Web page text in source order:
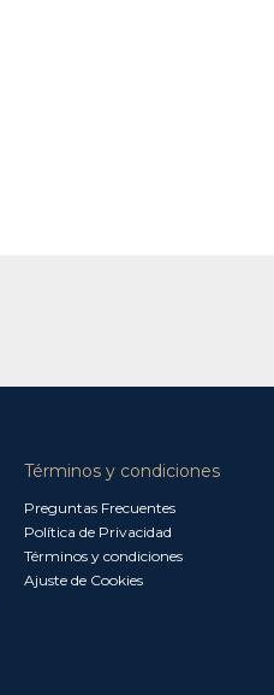
Términos y condiciones
Preguntas Frecuentes
Política de Privacidad
Términos y condiciones
Ajuste de Cookies